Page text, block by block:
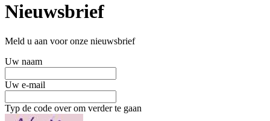
Nieuwsbrief
Meld u aan voor onze nieuwsbrief
Uw naam
Uw e-mail
Typ de code over om verder te gaan